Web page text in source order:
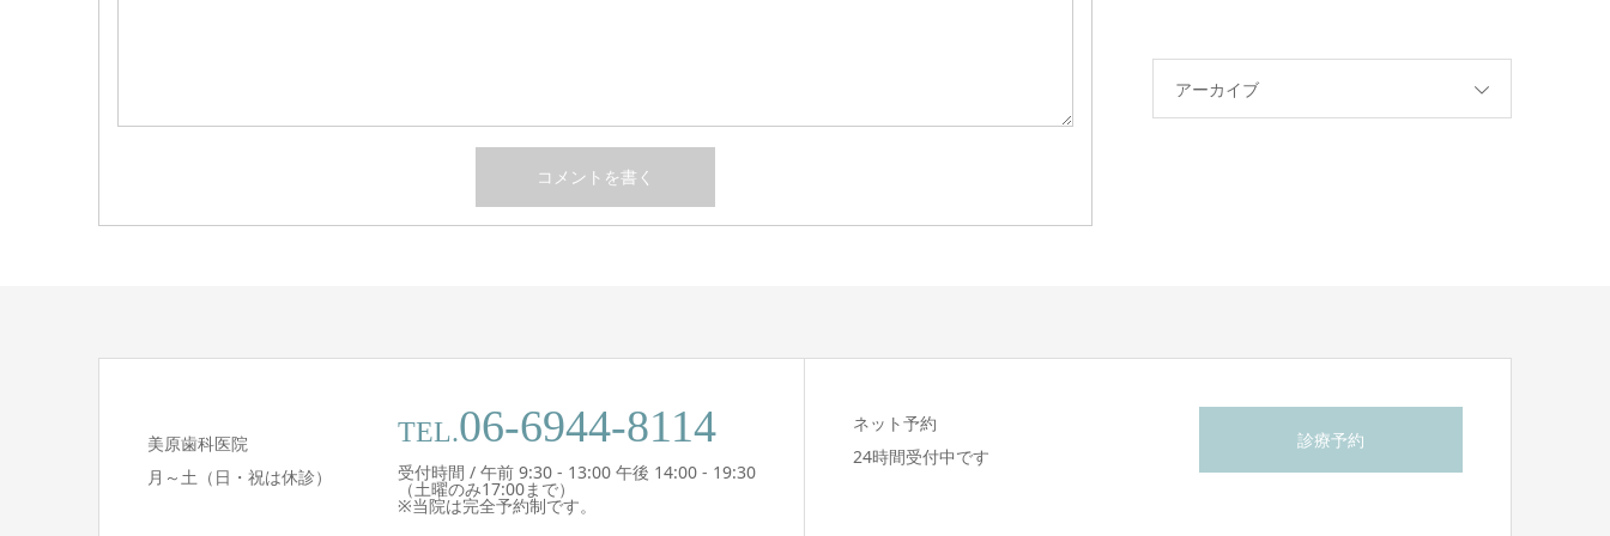
アーカイブ
美原歯科医院
月～土（日・祝は休診）
TEL.06-6944-8114
受付時間 / 午前 9:30 - 13:00 午後 14:00 - 19:30
（土曜のみ17:00まで）
※当院は完全予約制です。
ネット予約
24時間受付中です
診療予約